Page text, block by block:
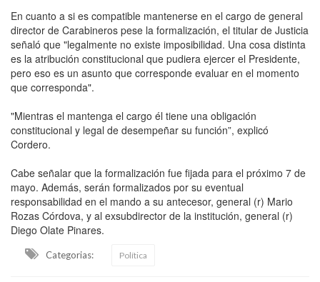
En cuanto a si es compatible mantenerse en el cargo de general
director de Carabineros pese la formalización, el titular de Justicia
señaló que "legalmente no existe imposibilidad. Una cosa distinta
es la atribución constitucional que pudiera ejercer el Presidente,
pero eso es un asunto que corresponde evaluar en el momento
que corresponda".
"Mientras el mantenga el cargo él tiene una obligación
constitucional y legal de desempeñar su función”, explicó
Cordero.
Cabe señalar que la formalización fue fijada para el próximo 7 de
mayo. Además, serán formalizados por su eventual
responsabilidad en el mando a su antecesor, general (r) Mario
Rozas Córdova, y al exsubdirector de la institución, general (r)
Diego Olate Pinares.
Categorias: Política